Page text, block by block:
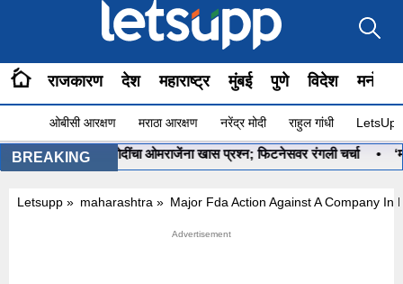
राजकारण देश महाराष्ट्र मुंबई पुणे विदेश
ओबीसी आरक्षण मराठा आरक्षण नरेंद्र मोदी राहुल गांधी
BREAKING
ना?”, PM मोदींचा ओमराजेंना खास प्रश्न; फिटनेसवर रंगली चर्चा • ‘मला
Letsupp » maharashtra » Major Fda Action Against A Company In